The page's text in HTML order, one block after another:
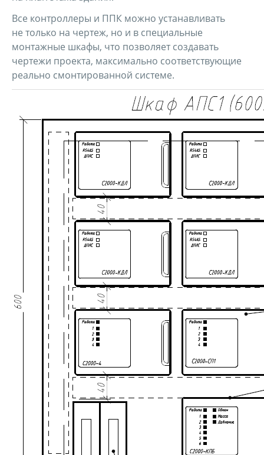
Все контроллеры и ППК можно устанавливать
не только на чертеж, но и в специальные
монтажные шкафы, что позволяет создавать
чертежи проекта, максимально соответствующие
реально смонтированной системе.